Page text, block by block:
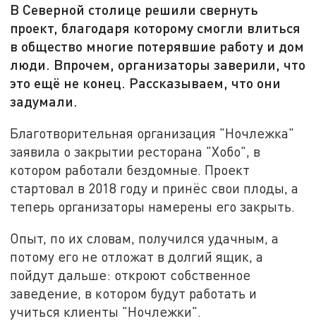
В Северной столице решили свернуть
проект, благодаря которому смогли влиться
в общество многие потерявшие работу и дом
люди. Впрочем, организаторы заверили, что
это ещё не конец. Рассказываем, что они
задумали.
Благотворительная организация "Ночлежка"
заявила о закрытии ресторана "Хобо", в
котором работали бездомные. Проект
стартовал в 2018 году и принёс свои плоды, а
теперь организаторы намерены его закрыть.
Опыт, по их словам, получился удачным, а
потому его не отложат в долгий ящик, а
пойдут дальше: откроют собственное
заведение, в котором будут работать и
учиться клиенты "Ночлежки".